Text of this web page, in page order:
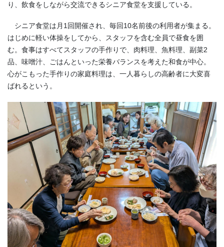
り、飲食をしながら交流できるシニア食堂を支援している。
シニア食堂は月1回開催され、毎回10名前後の利用者が集まる。
はじめに軽い体操をしてから、スタッフを含む全員で昼食を囲
む。食事はすべてスタッフの手作りで、肉料理、魚料理、副菜2
品、味噌汁、ごはんといった栄養バランスを考えた和食が中心。
心がこもった手作りの家庭料理は、一人暮らしの高齢者に大変喜
ばれるという。